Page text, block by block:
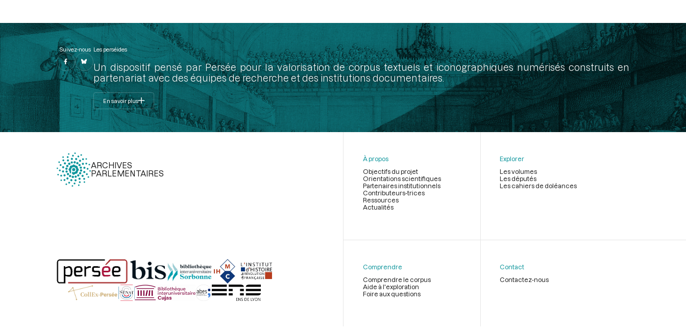
Suivez-nous Les perséides
Un dispositif pensé par Persée pour la valorisation de corpus textuels et iconographiques numérisés construits en
partenariat avec des équipes de recherche et des institutions documentaires.
En savoir plus
ARCHIVES
PARLEMENTAIRES
page
À propos
Objectifs du projet
Orientations scientifiques
Partenaires institutionnels
Contributeurs-trices
Ressources
Actualités
Explorer
Les volumes
Les députés
Les cahiers de doléances
Comprendre
Comprendre le corpus
Aide à l'exploration
Foire aux questions
Contact
Contactez-nous